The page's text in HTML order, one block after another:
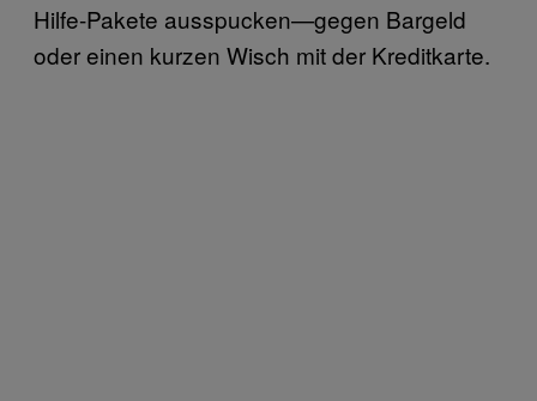
Hilfe-Pakete ausspucken—gegen Bargeld
oder einen kurzen Wisch mit der Kreditkarte.